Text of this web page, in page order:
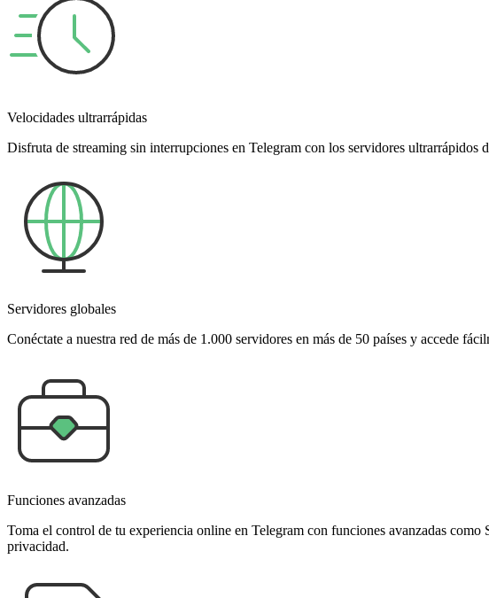
Velocidades ultrarrápidas
Disfruta de streaming sin interrupciones en Telegram con los servidores
Servidores globales
Conéctate a nuestra red de más de 1.000 servidores en más de 50 países y accede
Funciones avanzadas
Toma el control de tu experiencia online en Telegram con funciones avanzadas
privacidad.